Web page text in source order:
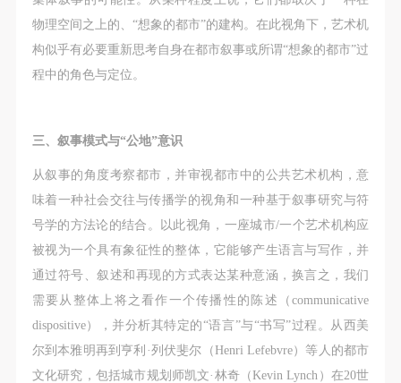
物理空间之上的、“想象的都市”的建构。在此视角下，艺术机
构似乎有必要重新思考自身在都市叙事或所谓“想象的都市”过
程中的角色与定位。
三、叙事模式与“公地”意识
从叙事的角度考察都市，并审视都市中的公共艺术机构，意
味着一种社会交往与传播学的视角和一种基于叙事研究与符
号学的方法论的结合。以此视角，一座城市/一个艺术机构应
被视为一个具有象征性的整体，它能够产生语言与写作，并
通过符号、叙述和再现的方式表达某种意涵，换言之，我们
需要从整体上将之看作一个传播性的陈述（communicative
dispositive），并分析其特定的“语言”与“书写”过程。从西美
尔到本雅明再到亨利·列伏斐尔（Henri Lefebvre）等人的都市
文化研究，包括城市规划师凯文·林奇（Kevin Lynch）在20世
快捷登录 帐号密码登录
手机号码
发送验证码
手机号码将作为您的登录账号